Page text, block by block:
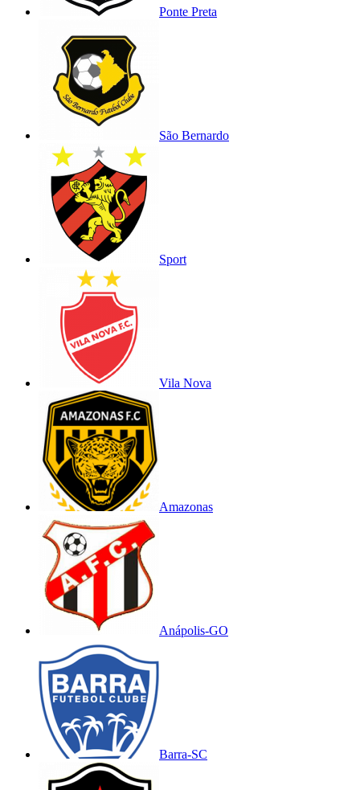
Ponte Preta
São Bernardo
Sport
Vila Nova
Amazonas
Anápolis-GO
Barra-SC